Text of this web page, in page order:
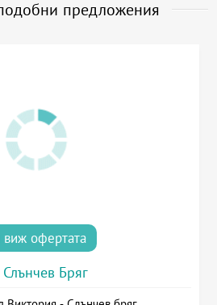
предложения
виж офертата
Слънчев Бряг